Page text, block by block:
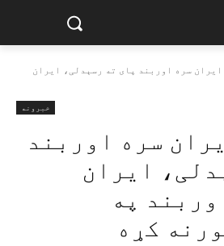
سره اوربند پای ته رسېدلی، ایران
خبرونه
سره اوربند
ایران
په
کړه